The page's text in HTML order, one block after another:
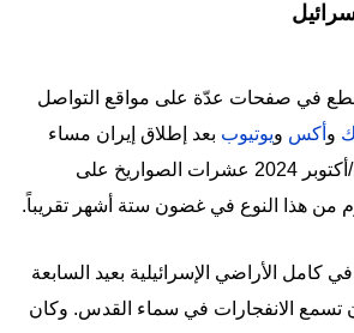
في صفحات عدّة على مواقع التواصل
و أكس ويوتيوب بعد إطلاق إيران مساء
الأوّل من تشرين الأول/أكتوبر 2024 عشرات الصواريخ على
من هذا النوع في غضون ستة أشهر تقريباً.
كامل الأراضي الإسرائيلية بعيد السابعة
تسمع الانفجارات في سماء القدس. وكان